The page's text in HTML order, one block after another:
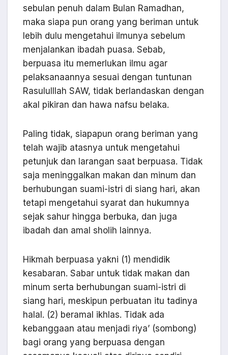
sebulan penuh dalam Bulan Ramadhan,
maka siapa pun orang yang beriman untuk
lebih dulu mengetahui ilmunya sebelum
menjalankan ibadah puasa. Sebab,
berpuasa itu memerlukan ilmu agar
pelaksanaannya sesuai dengan tuntunan
Rasululllah SAW, tidak berlandaskan dengan
akal pikiran dan hawa nafsu belaka.
Paling tidak, siapapun orang beriman yang
telah wajib atasnya untuk mengetahui
petunjuk dan larangan saat berpuasa. Tidak
saja meninggalkan makan dan minum dan
berhubungan suami-istri di siang hari, akan
tetapi mengetahui syarat dan hukumnya
sejak sahur hingga berbuka, dan juga
ibadah dan amal sholih lainnya.
Hikmah berpuasa yakni (1) mendidik
kesabaran. Sabar untuk tidak makan dan
minum serta berhubungan suami-istri di
siang hari, meskipun perbuatan itu tadinya
halal. (2) beramal ikhlas. Tidak ada
kebanggaan atau menjadi riya’ (sombong)
bagi orang yang berpuasa dengan